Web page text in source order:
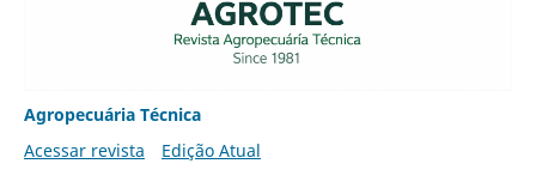
Agropecuária Técnica
Acessar revista
Edição Atual